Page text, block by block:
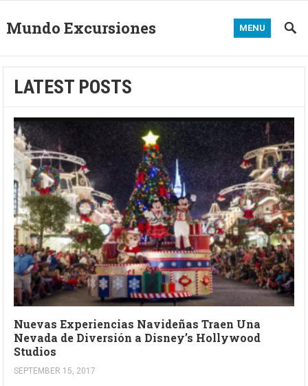
Mundo Excursiones MENU
LATEST POSTS
Nuevas Experiencias Navideñas Traen Una
Nevada de Diversión a Disney’s Hollywood
Studios
SEPTEMBER 15, 2017